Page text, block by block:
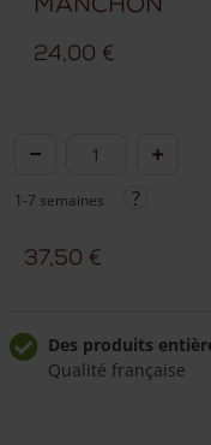
24,00 €
quantité
Piquet
en
manchon
de
1-7 semaines
37,50 €
Des produits
Qualité française